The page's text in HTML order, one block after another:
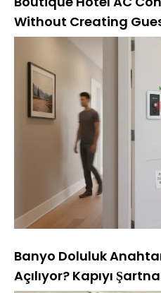
Without Creating
Banyo Doluluk
Açılıyor? Kapıyı